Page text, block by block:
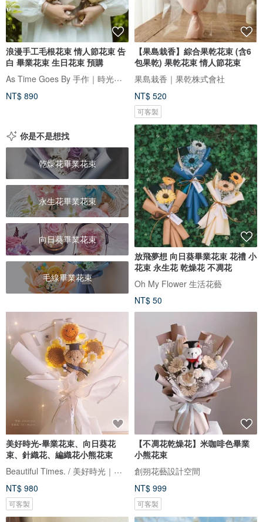
浪漫手工毛根花束 情人節花束 告
白 畢業花束 生日花束 預購
As Time Goes By 手作｜時光造所
NT$ 890
【果島栽香】綜合果乾花束 (含6
包果乾) 果乾花束 情人節花束
果島栽香｜果乾株式會社
NT$ 520
可客製
你是不是想找
乾燥花畢業花束
永生花畢業花束
向日葵畢業花束
毛線畢業花束
放飛夢想 向日葵畢業花束 花禮 小
花束 永生花 乾燥花 不凋花
Oh My Flower 生活花藝
NT$ 50
美好時光-畢業花束、向日葵花
束、針織花、編織花小熊花束
Beautiful Times. / 美好時光｜花藝工作室
NT$ 980
可客製
【不凋花乾燥花】米咖啡色畢業
小熊花束
創朔花藝設計空間
NT$ 999
可客製